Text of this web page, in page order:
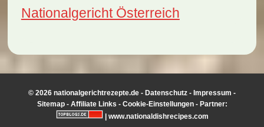
Nationalgericht Österreich
© 2026 nationalgerichtrezepte.de - Datenschutz - Impressum -
Sitemap- Affiliate Links - Cookie-Einstellungen- Partner:
www.nationaldishrecipes.com